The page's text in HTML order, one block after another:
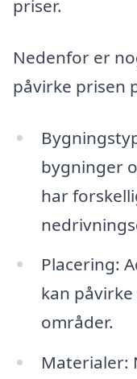
priser.
Nedenfor er
påvirke prisen
bygninger
har
Placering:
kan
områder.
Materialer: